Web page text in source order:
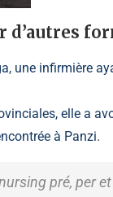
d’autres
une infirmière
elle a
à Panzi.
pré, per